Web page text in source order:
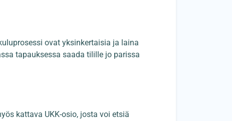
ovat yksinkertaisia ja laina
tapauksessa saada tilille jo parissa
kattava UKK-osio, josta voi etsiä